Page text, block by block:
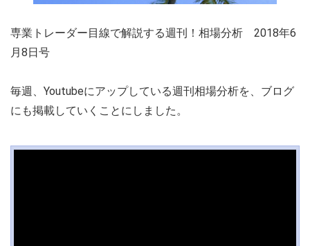
専業トレーダー目線で解説する週刊！相場分析 2018年6
月8日号
毎週、Youtubeにアップしている週刊相場分析を、ブログ
にも掲載していくことにしました。